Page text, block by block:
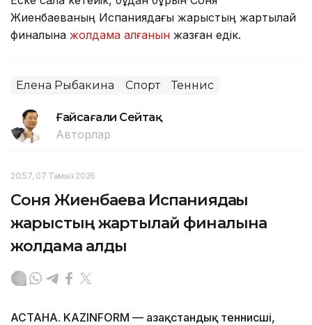
Жиенбаеваның Испаниядағы жарыстың жартылай
финалына жолдама алғанын жазған едік.
Елена Рыбакина Спорт Теннис
Ғайсағали Сейтақ
Авторлар
20:57, 07 Тамыз 2026
Соня Жиенбаева Испаниядағы
жарыстың жартылай финалына
жолдама алды
АСТАНА. KAZINFORM — Қазақстандық теннисші,